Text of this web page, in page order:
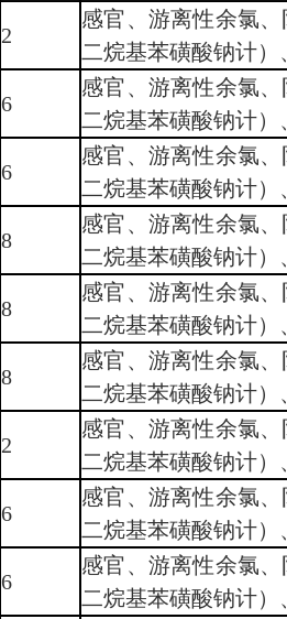
2
感官、游离性余氯
二烷基苯磺酸钠计
6
感官、游离性余氯
二烷基苯磺酸钠计
6
感官、游离性余氯
二烷基苯磺酸钠计
8
感官、游离性余氯
二烷基苯磺酸钠计
8
感官、游离性余氯
二烷基苯磺酸钠计
8
感官、游离性余氯
二烷基苯磺酸钠计
2
感官、游离性余氯
二烷基苯磺酸钠计
6
感官、游离性余氯
二烷基苯磺酸钠计
6
感官、游离性余氯
二烷基苯磺酸钠计